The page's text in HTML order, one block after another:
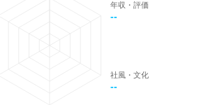
年収・評価
--
社風・文化
--